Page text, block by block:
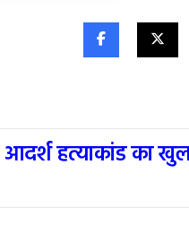
आदर्श हत्याकांड का